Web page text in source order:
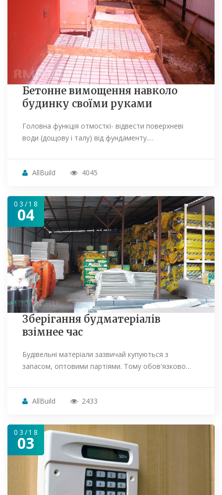
Бетонне вимощення навколо
будинку своїми руками
Головна функція отмосткі- відвести поверхневі
води (дощову і талу) від фундаменту.…
AllBuild 4045
03/18
04
Зберігання будматеріалів
взімнее час
Будівельні матеріали зазвичай купуються з
запасом, оптовими партіями. Тому обов'язково…
AllBuild 2433
03/18
03